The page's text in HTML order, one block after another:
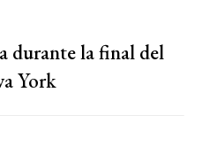
durante la final del
York